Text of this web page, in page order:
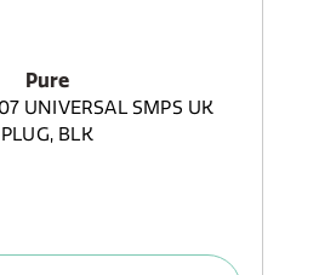
Pure
UNIVERSAL SMPS UK
PLUG, BLK